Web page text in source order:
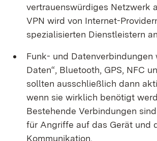
vertrauenswürdiges Netzwerk
VPN wird von Internet-
spezialisierten Dienstleistern
Funk- und Datenverbindungen
Daten“, Bluetooth, GPS, NFC
sollten ausschließlich dann
wenn sie wirklich benötigt
Bestehende Verbindungen
für Angriffe auf das Gerät und
Kommunikation.